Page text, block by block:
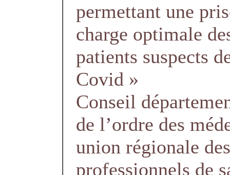
permettant une
charge optimale
patients suspects
Covid »
Conseil
de l’ordre des
union régionale des
professionnels de